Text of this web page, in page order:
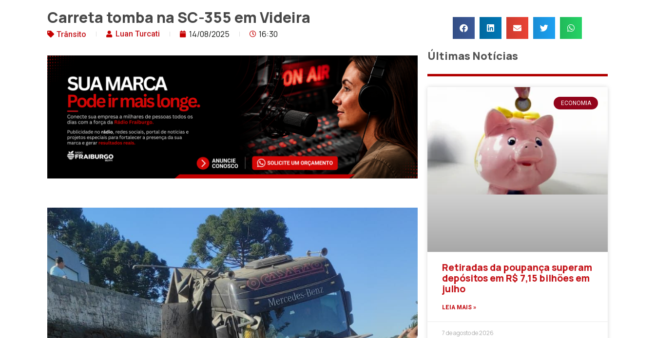
Carreta tomba na SC-355 em Videira
Trânsito Luan Turcati 14/08/2025 16:30
Últimas Notícias
ECONOMIA
Retiradas da poupança superam
depósitos em R$ 7,15 bilhões em
julho
LEIA MAIS »
7 de agosto de 2026